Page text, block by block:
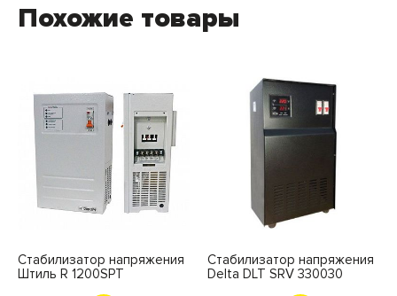
Похожие товары
Стабилизатор напряжения
Штиль R 1200SPT
Стабилизатор напряжения
Delta DLT SRV 330030